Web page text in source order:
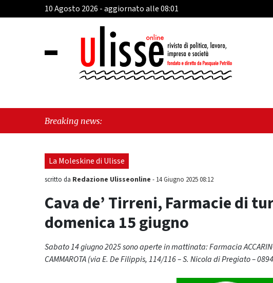
10 Agosto 2026 - aggiornato alle 08:01
Breaking news: "Cava de'
del piccolo
La Moleskine di Ulisse
scritto da Redazione Ulisseonline - 14 Giugno 2025 08:12
Cava de’ Tirreni, Farmacie di
domenica 15 giugno
Sabato 14 giugno 2025 sono aperte in mattinata: Farmacia
CAMMAROTA (via E. De Filippis, 114/116 – S. Nicola di Pregiato –